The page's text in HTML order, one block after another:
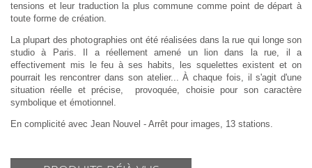
tensions et leur traduction la plus commune comme point de départ à
toute forme de création.
La plupart des photographies ont été réalisées dans la rue qui longe son
studio à Paris. Il a réellement amené un lion dans la rue, il a
effectivement mis le feu à ses habits, les squelettes existent et on
pourrait les rencontrer dans son atelier... À chaque fois, il s'agit d'une
situation réelle et précise, provoquée, choisie pour son caractère
symbolique et émotionnel.
En complicité avec Jean Nouvel - Arrêt pour images, 13 stations.